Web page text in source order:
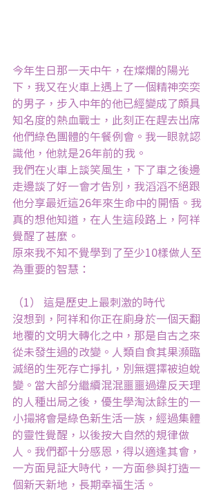
今年生日那一天中午，在燦爛的陽光
下，我又在火車上遇上了一個精神奕奕
的男子，步入中年的他已經變成了頗具
知名度的熱血戰士，此刻正在趕去出席
他們綠色團體的午餐例會。我一眼就認
識他，他就是26年前的我。
我們在火車上談笑風生，下了車之後邊
走邊談了好一會才告別，我滔滔不絕跟
他分享最近這26年來生命中的開悟。我
真的想他知道，在人生這段路上，阿祥
覺醒了甚麼。
原來我不知不覺學到了至少10樣做人至
為重要的智慧：
（1） 這是歷史上最刺激的時代
沒想到，阿祥和你正在廁身於一個天翻
地覆的文明大轉化之中，那是自古之來
從未發生過的改變。人類自食其果瀕臨
滅絕的生死存亡掙扎，別無選擇被迫蛻
變。當大部分繼續混混噩噩過違反天理
的人種出局之後，優生學淘汰餘生的一
小撮將會是綠色新生活一族，經過集體
的靈性覺醒，以後按大自然的規律做
人。我們都十分感恩，得以適逢其會，
一方面見証大時代，一方面參與打造一
個新天新地，長期幸福生活。